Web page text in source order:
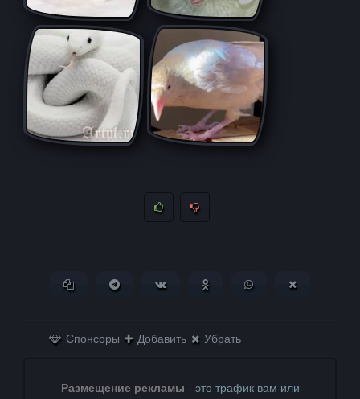
Копировать ссылкуПоделиться в Telegram
Поделиться ВКонтактеПоделиться в
Поделиться в
Спонсоры Добавить Убрать
Размещение рекламы - это трафик вам или